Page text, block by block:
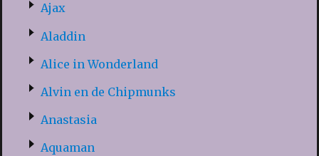
Ajax
Aladdin
Alice in Wonderland
Alvin en de Chipmunks
Anastasia
Aquaman